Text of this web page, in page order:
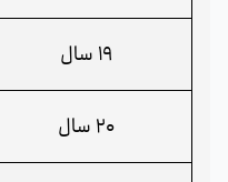
19 سال
20 سال